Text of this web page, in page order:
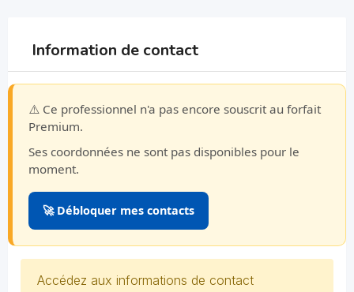
Information de contact
⚠️ Ce professionnel n'a pas encore souscrit au forfait
Premium.
Ses coordonnées ne sont pas disponibles pour le
moment.
🚀 Débloquer mes contacts
Accédez aux informations de contact